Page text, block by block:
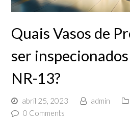
Quais Vasos de
ser
NR-13?
abril 25, 2023 admin
0 Comments